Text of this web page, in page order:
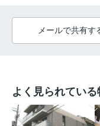
メールで共有す
よく見られている